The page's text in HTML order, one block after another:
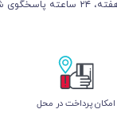
امکان پرداخت در محل